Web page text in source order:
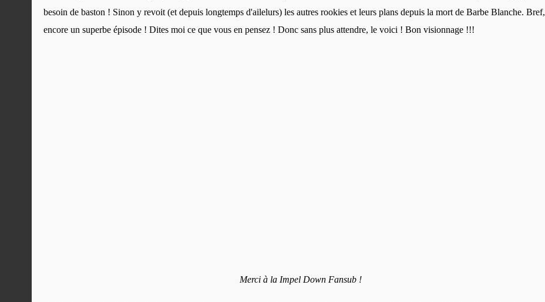
besoin de baston ! Sinon y revoit (et depuis longtemps d'ailelurs) les autres rookies et leurs plans depuis la mort de Barbe Blanche. Bref,
encore un superbe épisode ! Dites moi ce que vous en pensez ! Donc sans plus attendre, le voici ! Bon visionnage !!!
Merci à la Impel Down Fansub !